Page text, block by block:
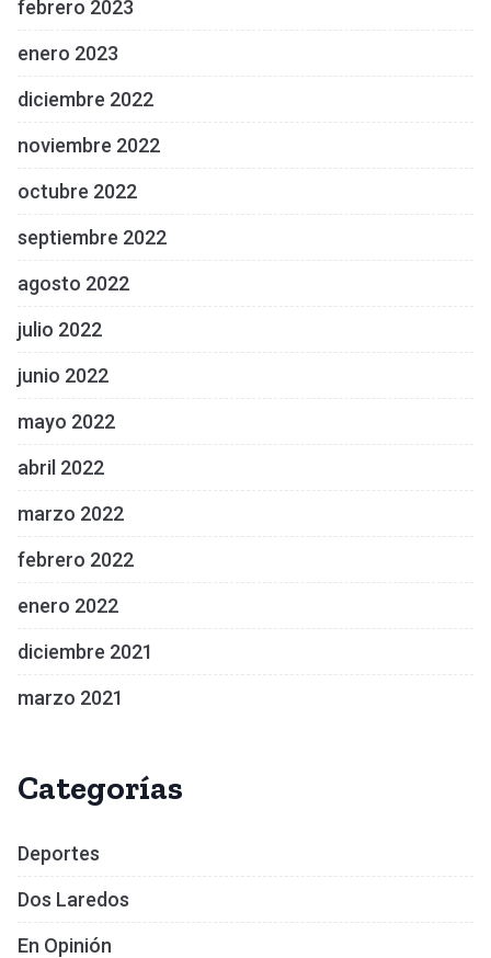
febrero 2023
enero 2023
diciembre 2022
noviembre 2022
octubre 2022
septiembre 2022
agosto 2022
julio 2022
junio 2022
mayo 2022
abril 2022
marzo 2022
febrero 2022
enero 2022
diciembre 2021
marzo 2021
Categorías
Deportes
Dos Laredos
En Opinión